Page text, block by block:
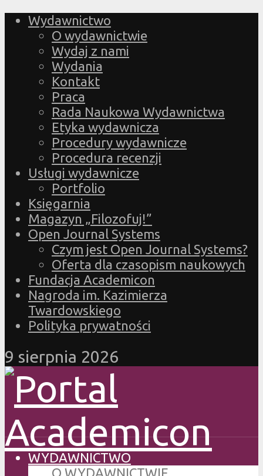
Wydawnictwo
O wydawnictwie
Wydaj z nami
Wydania
Kontakt
Praca
Rada Naukowa Wydawnictwa
Etyka wydawnicza
Procedury wydawnicze
Procedura recenzji
Usługi wydawnicze
Portfolio
Księgarnia
Magazyn „Filozofuj!”
Open Journal Systems
Czym jest Open Journal Systems?
Oferta dla czasopism naukowych
Fundacja Academicon
Nagroda im. Kazimierza
Twardowskiego
Polityka prywatności
9 sierpnia 2026
WYDAWNICTWO
O WYDAWNICTWIE